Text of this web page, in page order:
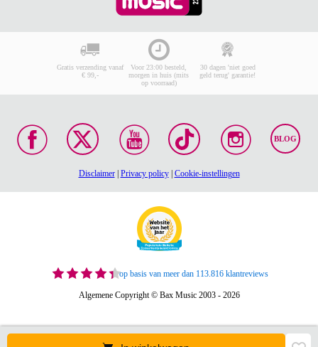
Gratis verzending vanaf
€ 99,-
Voor 23:00 besteld,
morgen in huis (mits
op voorraad)
30 dagen 'niet goed
geld terug' garantie!
BLOG
Disclaimer| Privacy policy| Cookie-instellingen
op basis van meer dan 113.816 klantreviews
Algemene Copyright © Bax Music 2003 - 2026